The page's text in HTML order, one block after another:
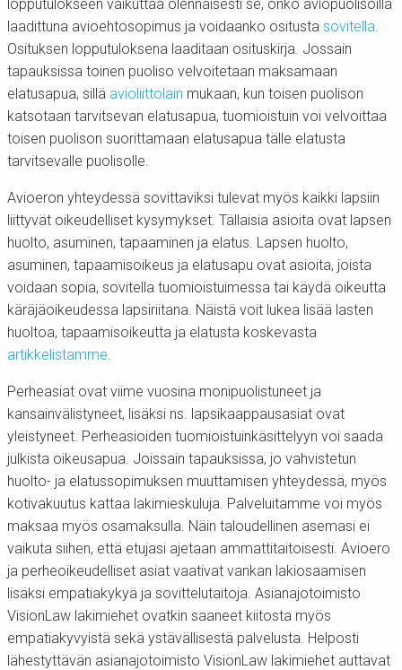
lopputulokseen vaikuttaa olennaisesti se, onko aviopuolisoilla
laadittuna avioehtosopimus ja voidaanko ositusta sovitella
Osituksen lopputuloksena laaditaan osituskirja. Jossain
tapauksissa toinen puoliso velvoitetaan maksamaan
elatusapua, sillä avioliittolain mukaan, kun toisen puolison
katsotaan tarvitsevan elatusapua, tuomioistuin voi velvoittaa
toisen puolison suorittamaan elatusapua tälle elatusta
tarvitsevalle puolisolle.
Avioeron yhteydessä sovittaviksi tulevat myös kaikki lapsiin
liittyvät oikeudelliset kysymykset. Tällaisia asioita ovat lapsen
huolto, asuminen, tapaaminen ja elatus. Lapsen huolto,
asuminen, tapaamisoikeus ja elatusapu ovat asioita, joista
voidaan sopia, sovitella tuomioistuimessa tai käydä oikeutta
käräjäoikeudessa lapsiriitana. Näistä voit lukea lisää lasten
huoltoa, tapaamisoikeutta ja elatusta koskevasta
artikkelistamme
Perheasiat ovat viime vuosina monipuolistuneet ja
kansainvälistyneet, lisäksi ns. lapsikaappausasiat ovat
yleistyneet. Perheasioiden tuomioistuinkäsittelyyn voi saada
julkista oikeusapua. Joissain tapauksissa, jo vahvistetun
huolto- ja elatussopimuksen muuttamisen yhteydessä, myös
kotivakuutus kattaa lakimieskuluja. Palveluitamme voi myös
maksaa myös osamaksulla. Näin taloudellinen asemasi ei
vaikuta siihen, että etujasi ajetaan ammattitaitoisesti. Avioero
ja perheoikeudelliset asiat vaativat vankan lakiosaamisen
lisäksi empatiakykyä ja sovittelutaitoja. Asianajotoimisto
VisionLaw lakimiehet ovatkin saaneet kiitosta myös
empatiakyvyistä sekä ystävällisestä palvelusta. Helposti
lähestyttävän asianajotoimisto VisionLaw lakimiehet auttavat